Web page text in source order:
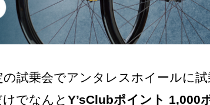
試乗会でアンタレスホイールに試
でなんと Y’sClubポイント 1,000